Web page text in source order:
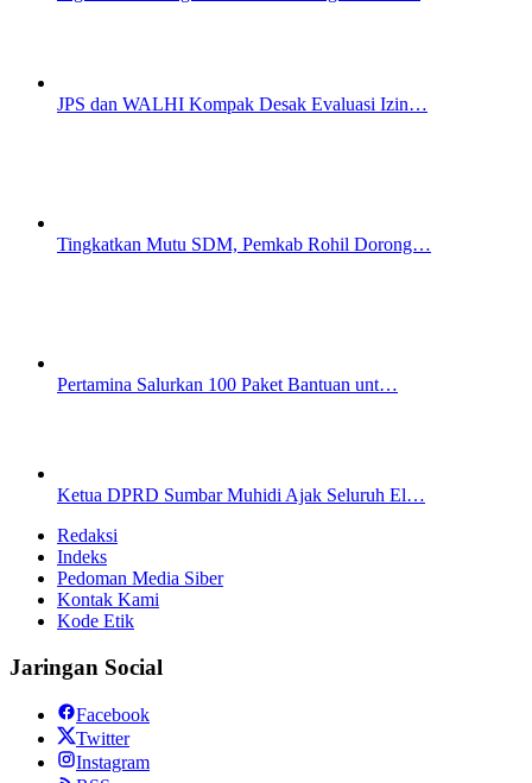
JPS dan WALHI Kompak Desak Evaluasi Izin…
Tingkatkan Mutu SDM, Pemkab Rohil Dorong…
Pertamina Salurkan 100 Paket Bantuan unt…
Ketua DPRD Sumbar Muhidi Ajak Seluruh El…
Redaksi
Indeks
Pedoman Media Siber
Kontak Kami
Kode Etik
Jaringan Social
Facebook
Twitter
Instagram